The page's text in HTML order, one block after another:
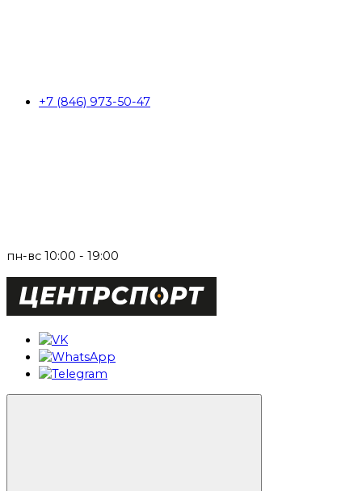
+7 (846) 973-50-47
пн-вс 10:00 - 19:00